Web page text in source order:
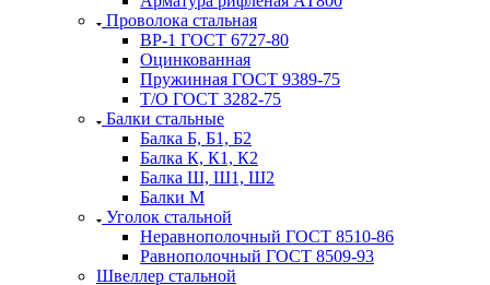
Проволока стальная
ВР-1 ГОСТ 6727-80
Оцинкованная
Пружинная ГОСТ 9389-75
Т/О ГОСТ 3282-75
Балки стальные
Балка Б, Б1, Б2
Балка К, К1, К2
Балка Ш, Ш1, Ш2
Балки М
Уголок стальной
Неравнополочный ГОСТ 8510-86
Равнополочный ГОСТ 8509-93
Швеллер стальной